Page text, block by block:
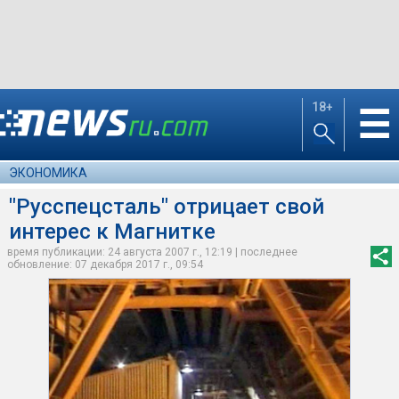
18+ ☰
ЭКОНОМИКА
"Русспецсталь" отрицает свой
интерес к Магнитке
время публикации: 24 августа 2007 г., 12:19 | последнее
обновление: 07 декабря 2017 г., 09:54